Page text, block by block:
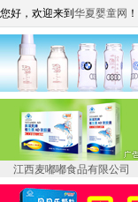
您好，欢迎来到 华夏婴童网 ！
江西麦嘟嘟食品有限公司